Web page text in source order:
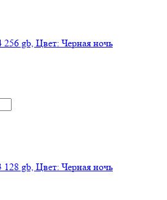
gb, Цвет: Черная ночь
gb, Цвет: Черная ночь